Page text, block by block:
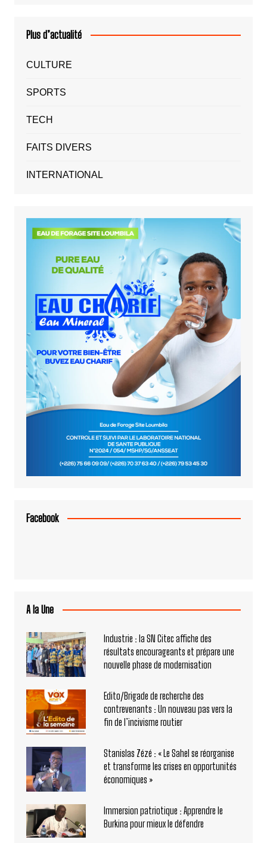
Plus d’actualité
CULTURE
SPORTS
TECH
FAITS DIVERS
INTERNATIONAL
Facebook
A la Une
Industrie : la SN Citec affiche des
résultats encourageants et prépare une
nouvelle phase de modernisation
Edito/Brigade de recherche des
contrevenants : Un nouveau pas vers la
fin de l’incivisme routier
Stanislas Zézé : « Le Sahel se réorganise
et transforme les crises en opportunités
économiques »
Immersion patriotique : Apprendre le
Burkina pour mieux le défendre